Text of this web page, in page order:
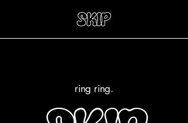
ring ring.